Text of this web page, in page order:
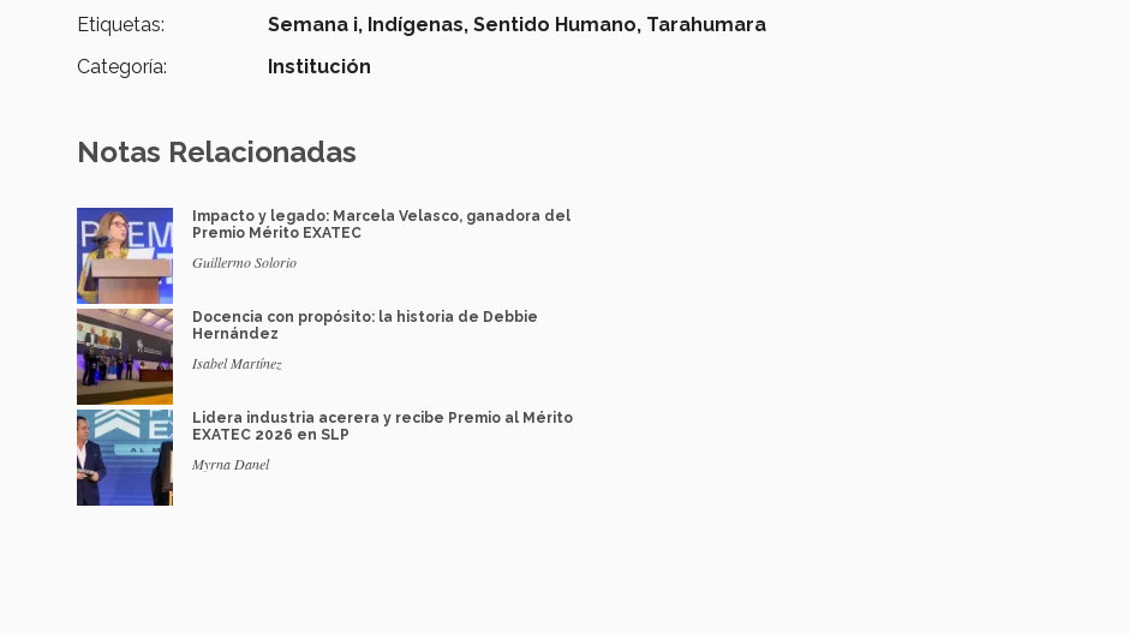
Etiquetas:
Semana i, Indígenas, Sentido Humano, Tarahumara
Categoría:
Institución
Notas Relacionadas
Impacto y legado: Marcela Velasco, ganadora del
Premio Mérito EXATEC
Guillermo Solorio
Docencia con propósito: la historia de Debbie
Hernández
Isabel Martínez
Lidera industria acerera y recibe Premio al Mérito
EXATEC 2026 en SLP
Myrna Danel